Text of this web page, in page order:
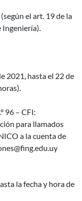
el art. 19 de la
Ingeniería).
2021, hasta el 22 de
96 – CFI:
para llamados
a la cuenta de
la fecha y hora de